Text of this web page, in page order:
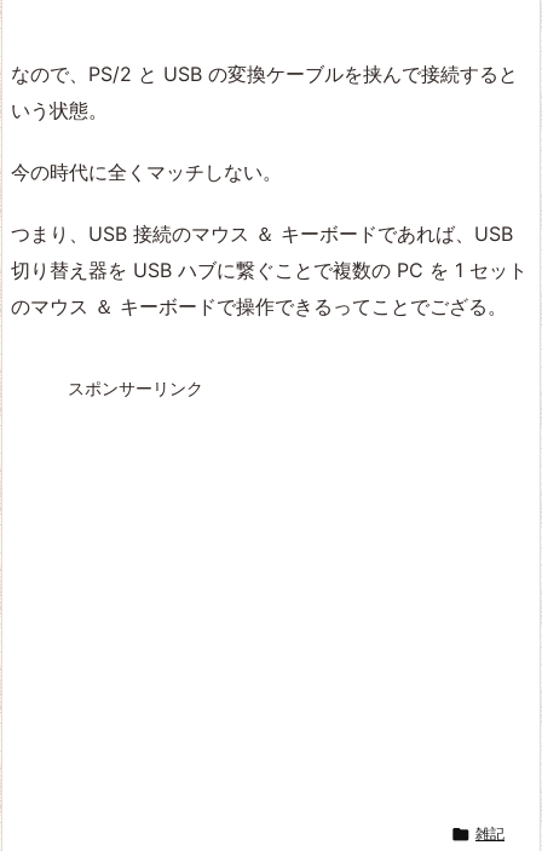
なので、PS/2 と USB の変換ケーブルを挟んで接続すると
いう状態。
今の時代に全くマッチしない。
つまり、USB 接続のマウス ＆ キーボードであれば、USB
切り替え器を USB ハブに繋ぐことで複数の PC を 1 セット
のマウス ＆ キーボードで操作できるってことでござる。
スポンサーリンク
 雑記